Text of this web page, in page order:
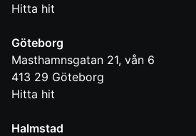
Hitta hit
Göteborg
Masthamnsgatan 21, vån 6
413 29 Göteborg
Hitta hit
Halmstad